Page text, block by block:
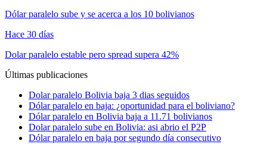
Dólar paralelo sube y se acerca a los 10 bolivianos
Hace 30 días
Dolar paralelo estable pero spread supera 42%
Últimas publicaciones
Dolar paralelo Bolivia baja 3 dias seguidos
Dólar paralelo en baja: ¿oportunidad para el boliviano?
Dólar paralelo en Bolivia baja a 11.71 bolivianos
Dolar paralelo sube en Bolivia: asi abrio el P2P
Dólar paralelo en baja por segundo día consecutivo